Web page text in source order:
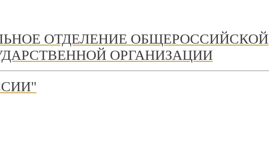
ОТДЕЛЕНИЕ ОБЩЕРОССИЙСКОЙ
ОРГАНИЗАЦИИ